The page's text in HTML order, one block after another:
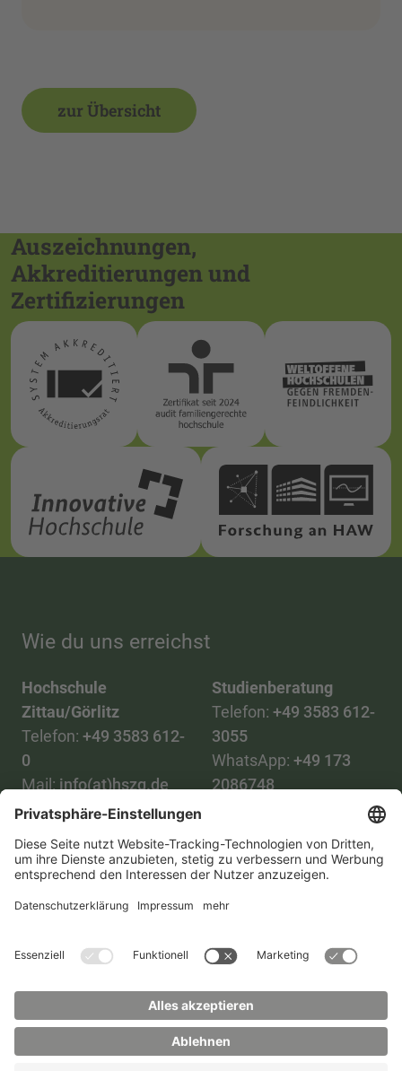
zur Übersicht
Auszeichnungen,
Akkreditierungen und
Zertifizierungen
Wie du uns erreichst
Hochschule
Zittau/Görlitz
Telefon: +49 3583 612-
0
Mail:info(at)hszg.de
Studienberatung
Telefon: +49 3583 612-
3055
WhatsApp: +49 173
2086748
Alle StudiengängeDatenschutz
ImpressumBarrierefreiheitPresse